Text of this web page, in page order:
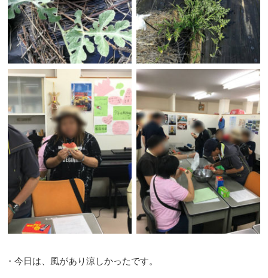
・今日は、風があり涼しかったです。